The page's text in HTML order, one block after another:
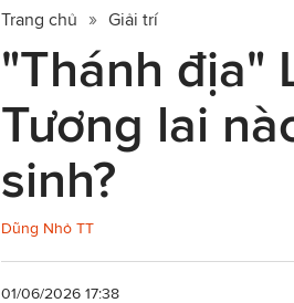
Trang chủ Giải trí
"Thánh địa"
Tương lai
sinh?
Dũng Nhỏ TT
01/06/2026 17:38